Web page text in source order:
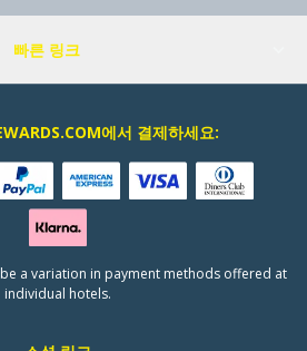
빠른 링크
에서 결제하세요:
a variation in payment methods offered at
individual hotels.